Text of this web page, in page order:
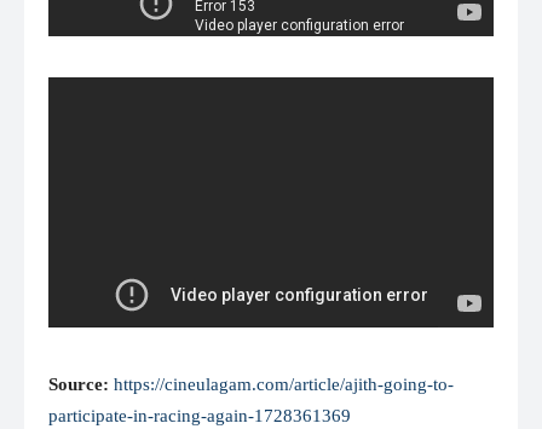
Source: https://cineulagam.com/article/ajith-going-to-
participate-in-racing-again-1728361369